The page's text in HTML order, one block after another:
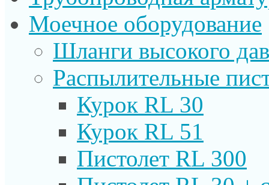
Моечное оборудование
Шланги высокого
Распылительные
Курок RL 30
Курок RL 51
Пистолет RL 300